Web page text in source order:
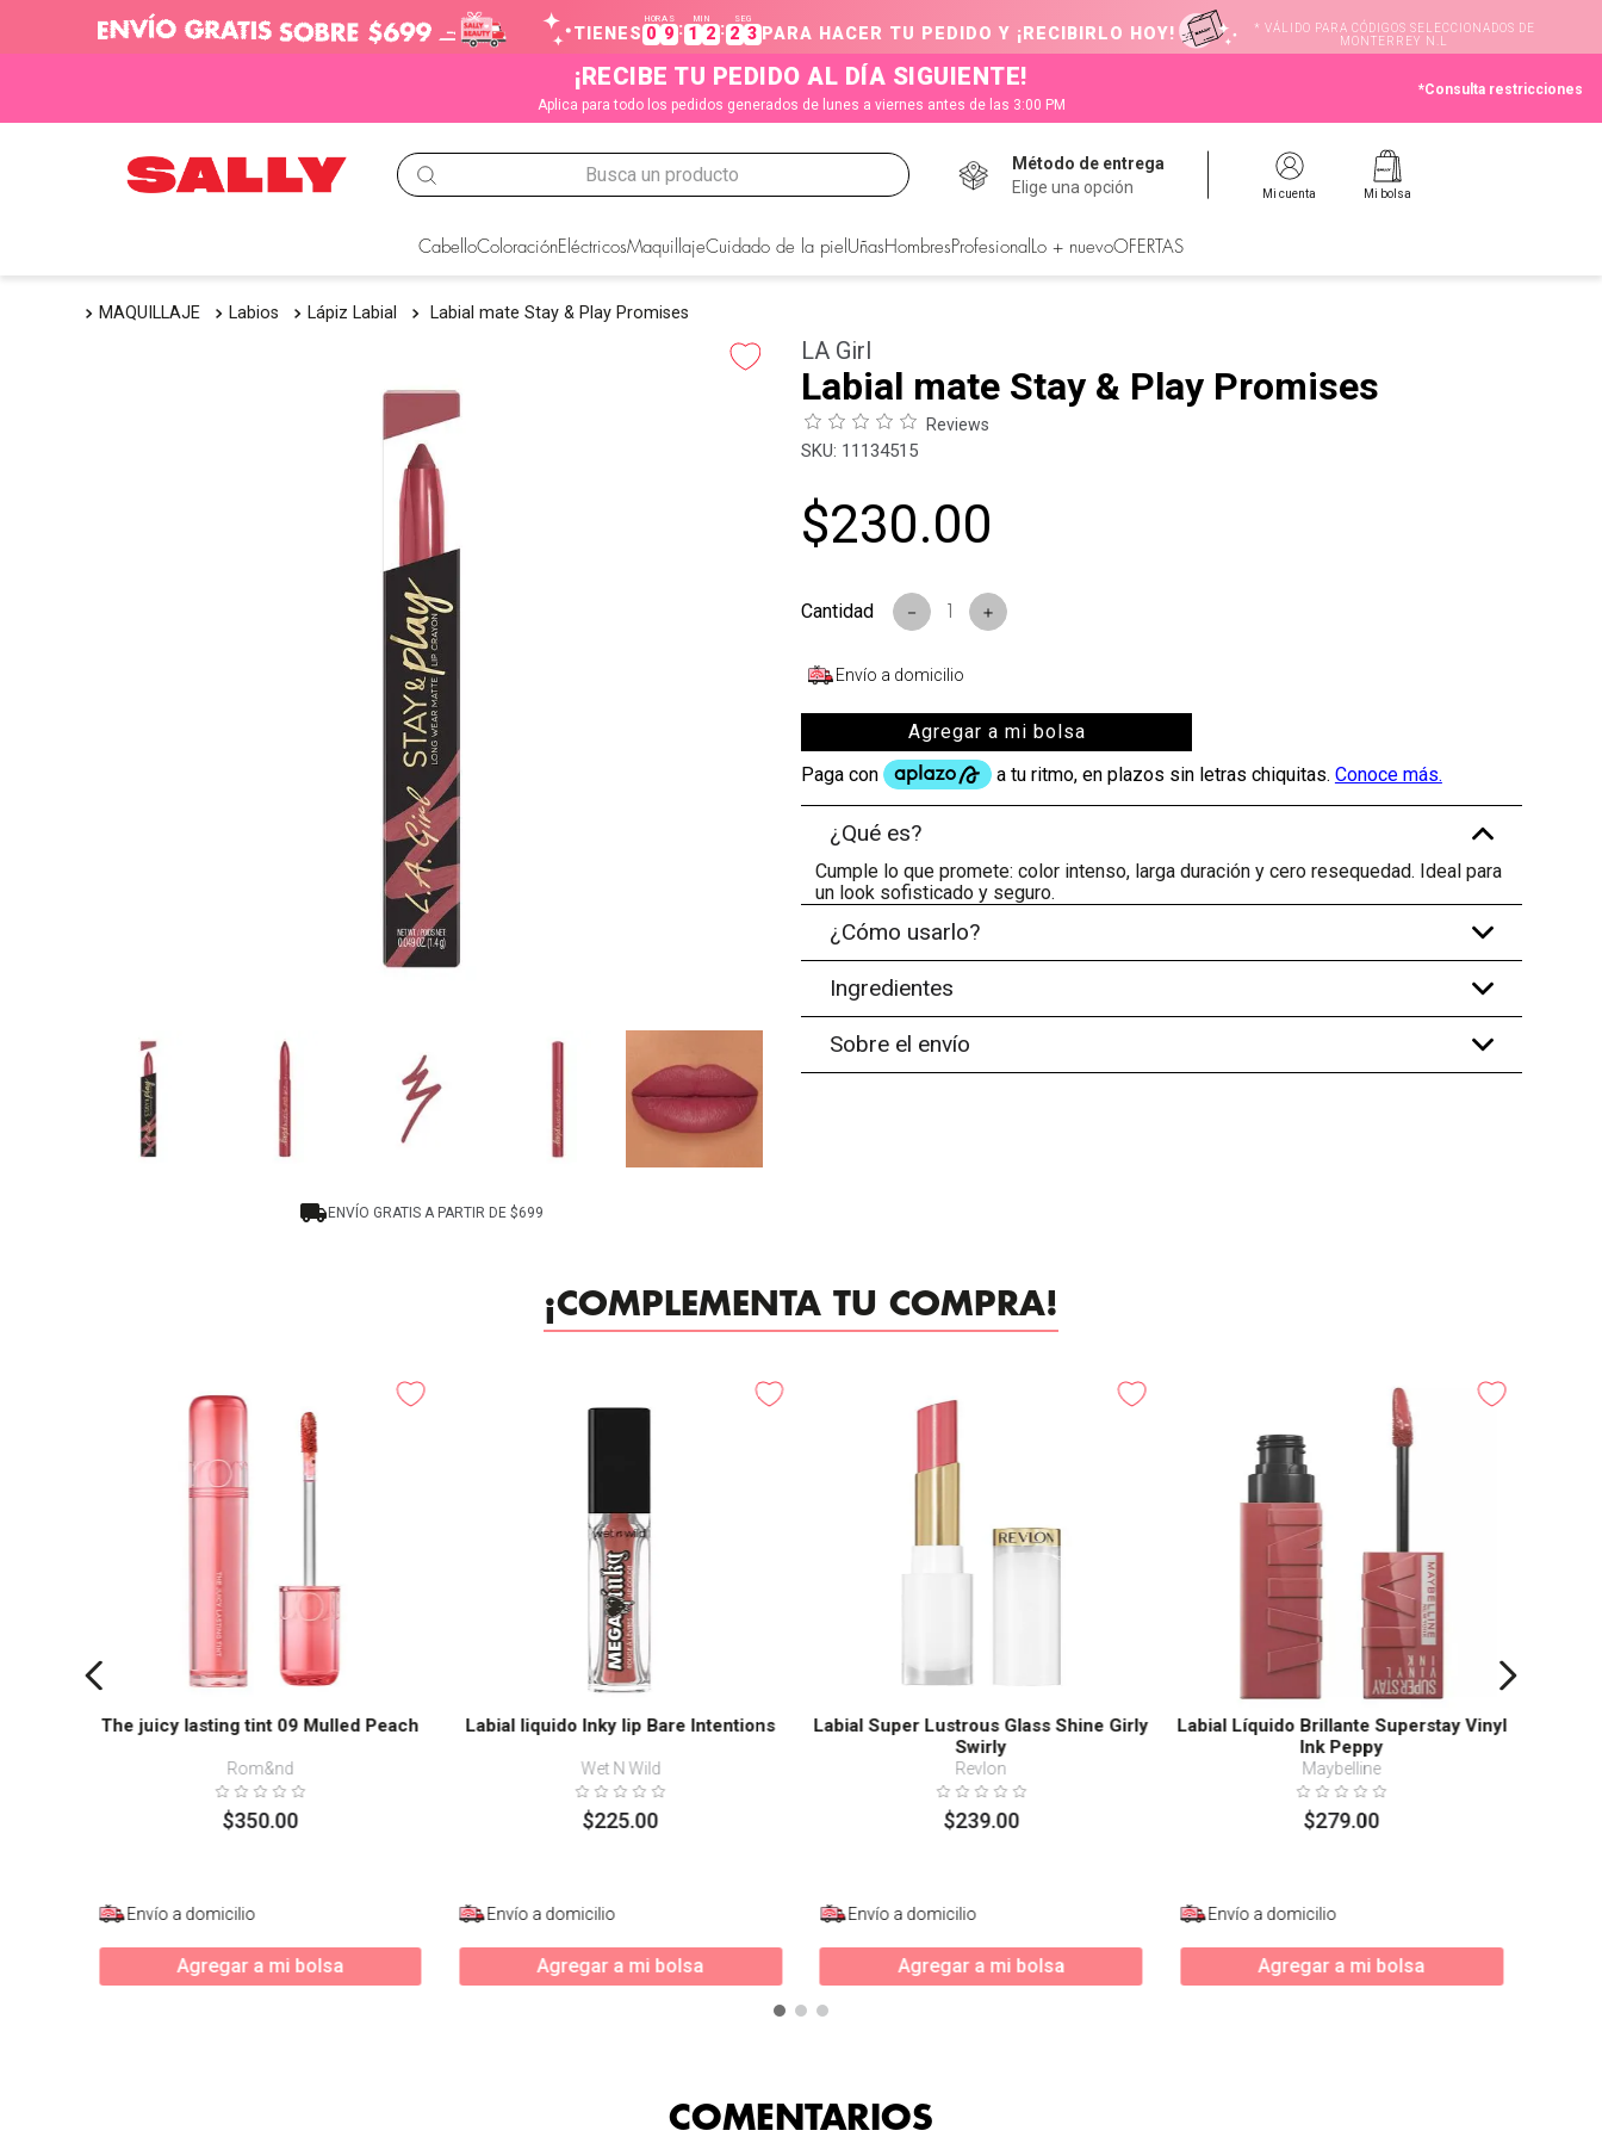
TIENES
HORAS
0 9 :
MIN
1 2 :
SEG
2 2 PARA HACER TU PEDIDO Y ¡RECIBIRLO HOY!
* VÁLIDO PARA CÓDIGOS SELECCIONADOS DE
MONTERREY N.L
¡RECIBE TU PEDIDO AL DÍA SIGUIENTE!
Aplica para todo los pedidos generados de lunes a viernes antes de las 3:00 PM
*Consulta restricciones
Busca un producto
Método de entrega
Elige una opción
Mi cuenta Mi bolsa
CabelloColoraciónEléctricosMaquillajeCuidado de la piel Uñas Hombres Profesional Lo + nuevoOFERTAS
MAQUILLAJE Labios Lápiz Labial Labial mate Stay & Play Promises
ENVÍO GRATIS A PARTIR DE $699
LA Girl
Labial mate Stay & Play Promises
Reviews
: 11134515
$230.00
＋
－
Envío a domicilio
Agregar a mi bolsa
¿Qué es? -
Cumple lo que promete: color intenso, larga duración y cero resequedad. Ideal para
un look sofisticado y seguro.
¿Cómo usarlo? +
Ingredientes +
Sobre el envío +
¡COMPLEMENTA TU COMPRA!
The juicy lasting tint 09 Mulled Peach
Rom&nd
$350.00
Envío a domicilio
Agregar a mi bolsa
Labial liquido Inky lip Bare Intentions
Wet N Wild
$225.00
Envío a domicilio
Agregar a mi bolsa
Labial Super Lustrous Glass Shine Girly
Swirly
Revlon
$239.00
Envío a domicilio
Agregar a mi bolsa
Labial Líquido Brillante Superstay Vinyl
Ink Peppy
Maybelline
$279.00
Envío a domicilio
Agregar a mi bolsa
COMENTARIOS
TÉRMINOS MÁS BUSCADOS
2. igora
ion
olaplex
manic panic
protectores termicos
tocobo
tinte
centella